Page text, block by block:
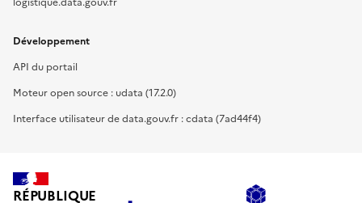
Développement
API du portail
Moteur open source : udata (17.2.0)
Interface utilisateur de data.gouv.fr : cdata (7ad44f4)
RÉPUBLIQUE